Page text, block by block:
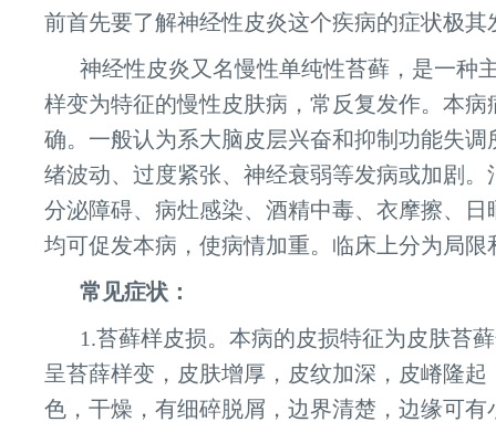
前首先要了解神经性皮炎这个疾病的症状极其
神经性皮炎又名慢性单纯性苔藓，是一种
样变为特征的慢性皮肤病，常反复发作。本病
确。一般认为系大脑皮层兴奋和抑制功能失调
绪波动、过度紧张、神经衰弱等发病或加剧。
分泌障碍、病灶感染、酒精中毒、衣摩擦、日
均可促发本病，使病情加重。临床上分为局限
常见症状：
1.苔藓样皮损。本病的皮损特征为皮肤苔
呈苔薛样变，皮肤增厚，皮纹加深，皮嵴隆起
色，干燥，有细碎脱屑，边界清楚，边缘可有